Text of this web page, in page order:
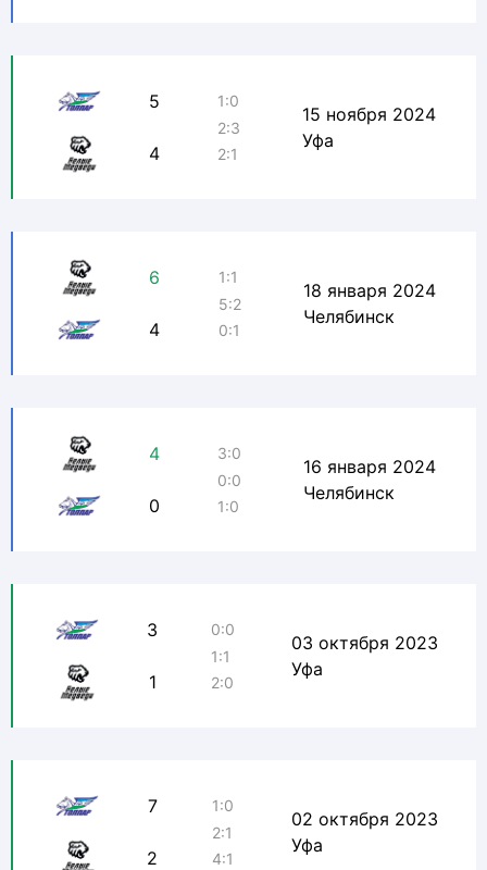
5
4
1:0
2:3
2:1
15 ноября 2024
Уфа
6
4
1:1
5:2
0:1
18 января 2024
Челябинск
4
0
3:0
0:0
1:0
16 января 2024
Челябинск
3
1
0:0
1:1
2:0
03 октября 2023
Уфа
7
2
1:0
2:1
4:1
02 октября 2023
Уфа